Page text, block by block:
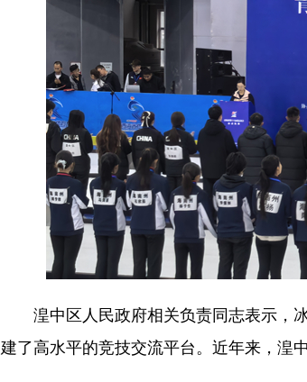
湟中区人民政府相关负责同志表示，冰
建了高水平的竞技交流平台。近年来，湟